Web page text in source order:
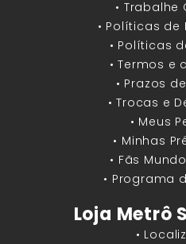
• Trabalhe
• Políticas de
• Políticas
• Termos e
• Prazos
• Trocas e
• Meus
• Minhas
• Fãs
• Programa
Loja Metrô
•